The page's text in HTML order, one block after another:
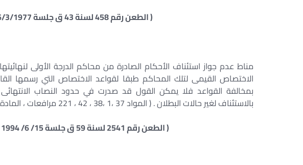
( الطعن رقم 458 لسنة 43 ق جلسة 16/3/1977 س 28 ص9 )
مناط عدم جواز استئناف الأحكام الصادرة من محاكم الدرجة الأولى
الاختصاص القيمى لتلك المحاكم طبقا لقواعد الاختصاص التي رسمها
بمخالفة القواعد فلا يمكن القول قد صدرت في حدود النصاب
بالاستئناف لغير حالات البطلان . ( المواد 37 ،1 ،38 ، 42 ، 221 مرافعات ، المادة 28 مدنى).
( الطعن رقم 2541 لسنة 59 ق جلسة 15/ 6/ 1994 س45 ج 2ص 1003 )